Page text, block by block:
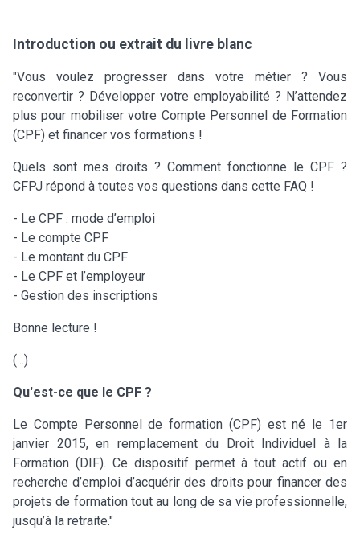
Introduction ou extrait du livre blanc
"Vous voulez progresser dans votre métier ? Vous
reconvertir ? Développer votre employabilité ? N’attendez
plus pour mobiliser votre Compte Personnel de Formation
(CPF) et financer vos formations !
Quels sont mes droits ? Comment fonctionne le CPF ?
CFPJ répond à toutes vos questions dans cette FAQ !
- Le CPF : mode d’emploi
- Le compte CPF
- Le montant du CPF
- Le CPF et l’employeur
- Gestion des inscriptions
Bonne lecture !
(...)
Qu'est-ce que le CPF ?
Le Compte Personnel de formation (CPF) est né le 1er
janvier 2015, en remplacement du Droit Individuel à la
Formation (DIF). Ce dispositif permet à tout actif ou en
recherche d’emploi d’acquérir des droits pour financer des
projets de formation tout au long de sa vie professionnelle,
jusqu’à la retraite."